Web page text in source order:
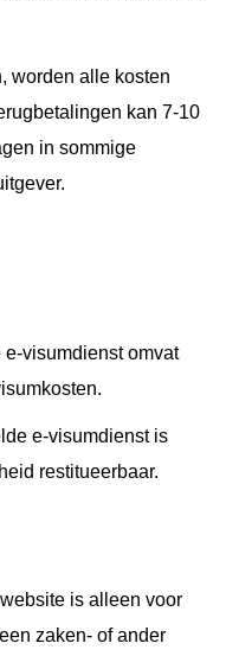
worden alle kosten
kan 7-10
in sommige
visumdienst omvat
e-visumdienst is
restitueerbaar.
is alleen voor
zaken- of ander